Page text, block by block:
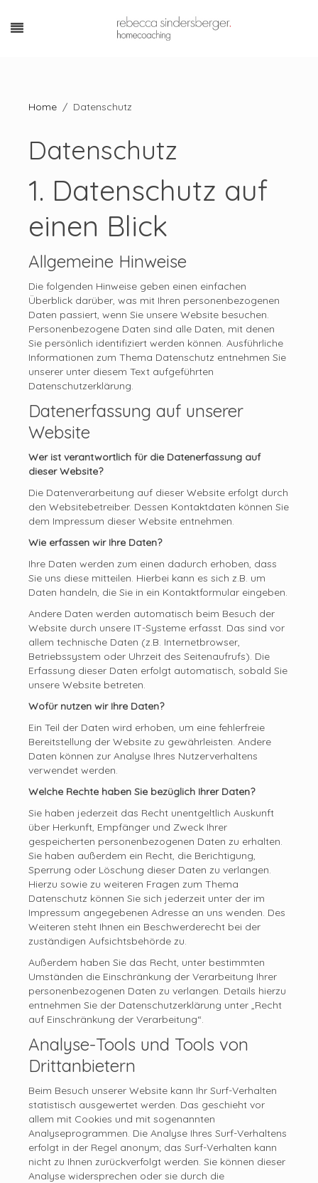
Home Datenschutz
Datenschutz
1. Datenschutz auf
einen Blick
Allgemeine Hinweise
Die folgenden Hinweise geben einen einfachen
Überblick darüber, was mit Ihren personenbezogenen
Daten passiert, wenn Sie unsere Website besuchen.
Personenbezogene Daten sind alle Daten, mit denen
Sie persönlich identifiziert werden können. Ausführliche
Informationen zum Thema Datenschutz entnehmen Sie
unserer unter diesem Text aufgeführten
Datenschutzerklärung.
Datenerfassung auf unserer
Website
Wer ist verantwortlich für die Datenerfassung auf
dieser Website?
Die Datenverarbeitung auf dieser Website erfolgt durch
den Websitebetreiber. Dessen Kontaktdaten können Sie
dem Impressum dieser Website entnehmen.
Wie erfassen wir Ihre Daten?
Ihre Daten werden zum einen dadurch erhoben, dass
Sie uns diese mitteilen. Hierbei kann es sich z.B. um
Daten handeln, die Sie in ein Kontaktformular eingeben.
Andere Daten werden automatisch beim Besuch der
Website durch unsere IT-Systeme erfasst. Das sind vor
allem technische Daten (z.B. Internetbrowser,
Betriebssystem oder Uhrzeit des Seitenaufrufs). Die
Erfassung dieser Daten erfolgt automatisch, sobald Sie
unsere Website betreten.
Wofür nutzen wir Ihre Daten?
Ein Teil der Daten wird erhoben, um eine fehlerfreie
Bereitstellung der Website zu gewährleisten. Andere
Daten können zur Analyse Ihres Nutzerverhaltens
verwendet werden.
Welche Rechte haben Sie bezüglich Ihrer Daten?
Sie haben jederzeit das Recht unentgeltlich Auskunft
über Herkunft, Empfänger und Zweck Ihrer
gespeicherten personenbezogenen Daten zu erhalten.
Sie haben außerdem ein Recht, die Berichtigung,
Sperrung oder Löschung dieser Daten zu verlangen.
Hierzu sowie zu weiteren Fragen zum Thema
Datenschutz können Sie sich jederzeit unter der im
Impressum angegebenen Adresse an uns wenden. Des
Weiteren steht Ihnen ein Beschwerderecht bei der
zuständigen Aufsichtsbehörde zu.
Außerdem haben Sie das Recht, unter bestimmten
Umständen die Einschränkung der Verarbeitung Ihrer
personenbezogenen Daten zu verlangen. Details hierzu
entnehmen Sie der Datenschutzerklärung unter „Recht
auf Einschränkung der Verarbeitung“.
Analyse-Tools und Tools von
Drittanbietern
Beim Besuch unserer Website kann Ihr Surf-Verhalten
statistisch ausgewertet werden. Das geschieht vor
allem mit Cookies und mit sogenannten
Analyseprogrammen. Die Analyse Ihres Surf-Verhaltens
erfolgt in der Regel anonym; das Surf-Verhalten kann
nicht zu Ihnen zurückverfolgt werden. Sie können dieser
Analyse widersprechen oder sie durch die